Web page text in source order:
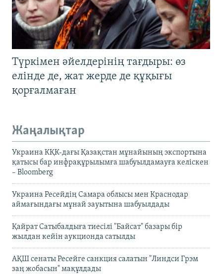
Түркімен әйелдерінің тағдыры: өз
елінде де, жат жерде де құқығы
қорғалмаған
Жаңалықтар
Украина КҚК-дағы Қазақстан мұнайының экспортына
қатысы бар инфрақұрылымға шабуылдамауға келіскен
– Bloomberg
Украина Ресейдің Самара облысы мен Краснодар
аймағындағы мұнай зауытына шабуылдады
Қайрат Сатыбалдыға тиесілі "Байсат" базары бір
жылдан кейін аукционда сатылды
АҚШ сенаты Ресейге санкция салатын "Линдси Грэм
заң жобасын" мақұлдады